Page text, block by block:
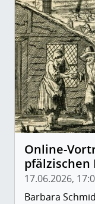
Online-
pfälzischen
17.06.2026,
Barbara